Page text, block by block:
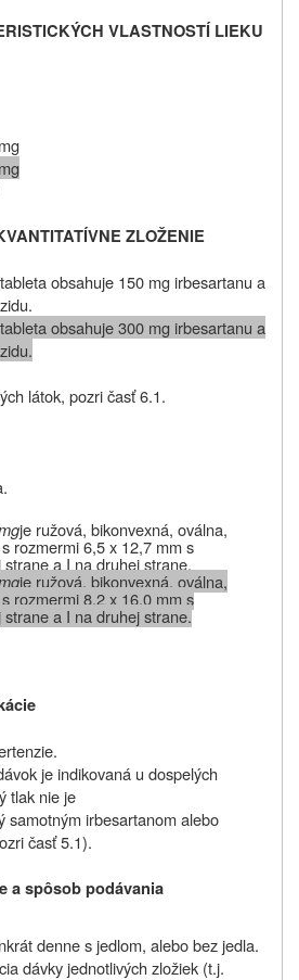
VLASTNOSTÍ LIEKU
ZLOŽENIE
obsahuje 150 mg irbesartanu a
obsahuje 300 mg irbesartanu a
látok, pozri časť 6.1.
je ružová, bikonvexná, oválna,
rozmermi 6,5 x 12,7 mm s
a I na druhej strane.
je ružová, bikonvexná, oválna,
rozmermi 8,2 x 16,0 mm s
a I na druhej strane.
je indikovaná u dospelých
tlak nie je
samotným irbesartanom alebo
časť 5.1).
a spôsob podávania
denne s jedlom, alebo bez jedla.
dávky jednotlivých zložiek (t.j.